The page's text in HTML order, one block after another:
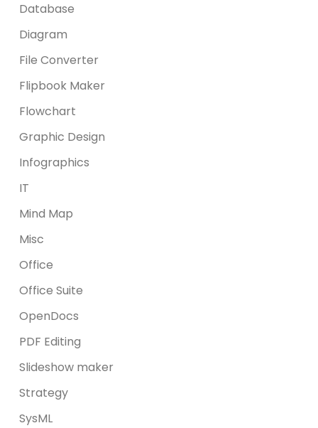
Database
Diagram
File Converter
Flipbook Maker
Flowchart
Graphic Design
Infographics
IT
Mind Map
Misc
Office
Office Suite
OpenDocs
PDF Editing
Slideshow maker
Strategy
SysML